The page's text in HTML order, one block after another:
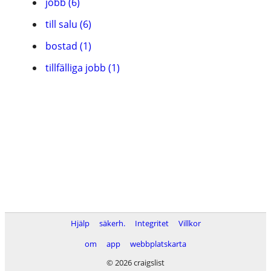
till salu (6)
bostad (1)
tillfälliga jobb (1)
Hjälp säkerh. Integritet
Villkor
om
app
webbplatskarta
© 2026 craigslist